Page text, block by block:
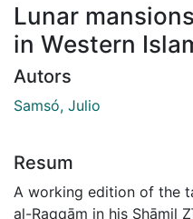
Lunar
in Western
Autors
Samsó, Julio
Resum
A working edition of the
al-Raqqām in his Shāmil